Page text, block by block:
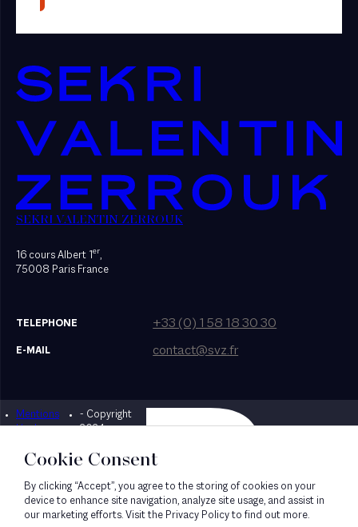
SEKRI VALENTIN ZERROUK
16 cours Albert 1er,
75008 Paris France
TELEPHONE +33 (0) 1 58 18 30 30
E-MAIL contact@svz.fr
Mentions
légales
- Copyright
2024
Designed by Bonhomme
Cookie Consent
By clicking “Accept”, you agree to the storing of cookies on your
device to enhance site navigation, analyze site usage, and assist in
our marketing efforts. Visit the Privacy Policy to find out more.